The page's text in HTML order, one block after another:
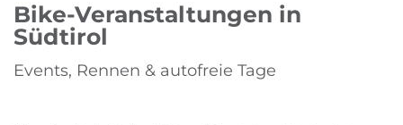
Bike-Veranstaltungen in
Südtirol
Events, Rennen & autofreie Tage